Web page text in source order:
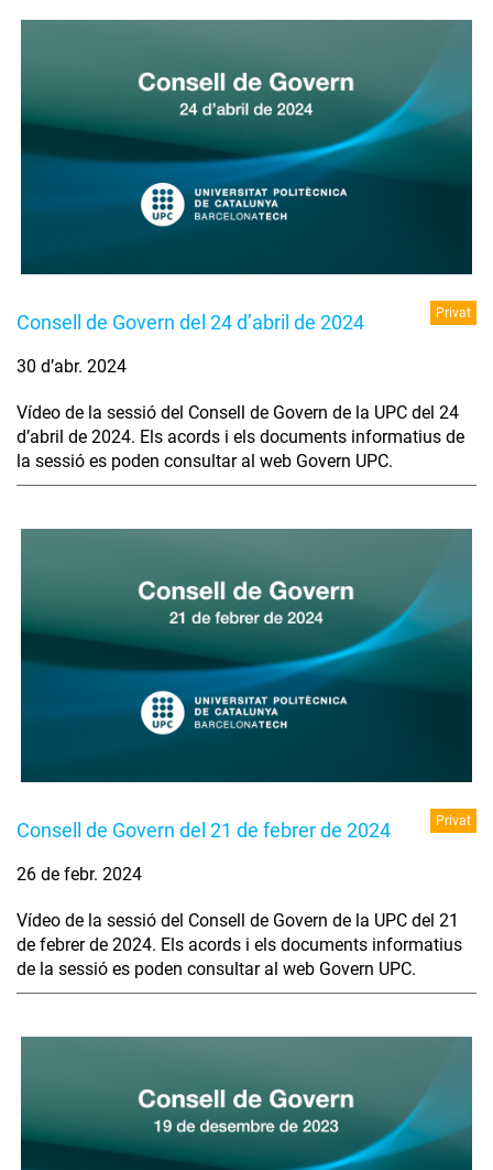
Consell de Govern del 24 d’abril de 2024 Privat
30 d’abr. 2024
Vídeo de la sessió del Consell de Govern de la UPC del 24
d’abril de 2024. Els acords i els documents informatius de
la sessió es poden consultar al web Govern UPC.
Consell de Govern del 21 de febrer de 2024 Privat
26 de febr. 2024
Vídeo de la sessió del Consell de Govern de la UPC del 21
de febrer de 2024. Els acords i els documents informatius
de la sessió es poden consultar al web Govern UPC.